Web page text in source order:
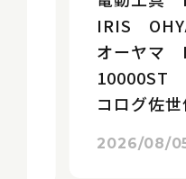
IRIS
オーヤマ
10000ST
コログ佐
2026/08/